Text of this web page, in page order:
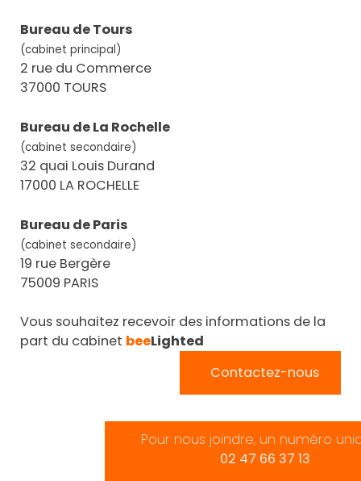
Bureau de Tours
(cabinet principal)
2 rue du Commerce
37000 TOURS
Bureau de La Rochelle
(cabinet secondaire)
32 quai Louis Durand
17000 LA ROCHELLE
Bureau de Paris
(cabinet secondaire)
19 rue Bergère
75009 PARIS
Vous souhaitez recevoir des informations de la
part du cabinet beeLighted
Contactez-nous
Pour nous joindre, un numéro
02 47 66 37 13